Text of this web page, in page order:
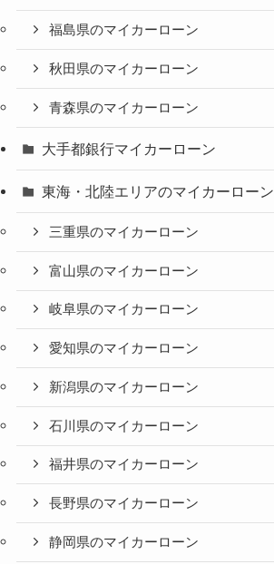
福島県のマイカーローン
秋田県のマイカーローン
青森県のマイカーローン
大手都銀行マイカーローン
東海・北陸エリアのマイカーローン
三重県のマイカーローン
富山県のマイカーローン
岐阜県のマイカーローン
愛知県のマイカーローン
新潟県のマイカーローン
石川県のマイカーローン
福井県のマイカーローン
長野県のマイカーローン
静岡県のマイカーローン